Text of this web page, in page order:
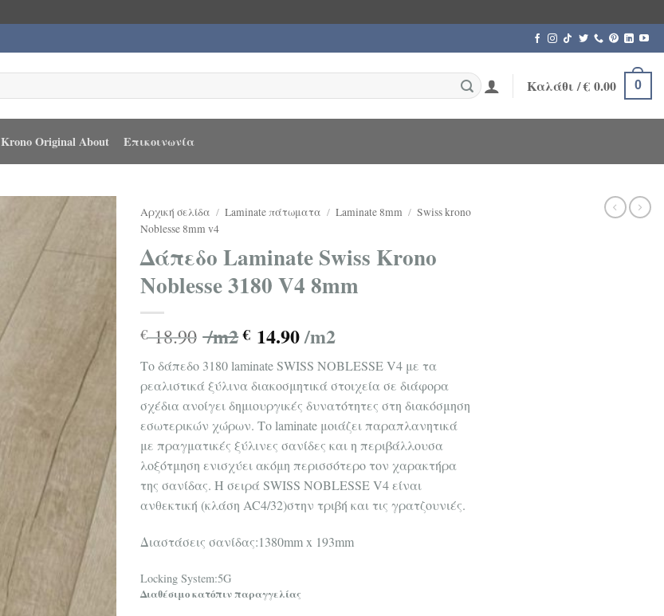
Καλάθι /€0.00 0
Krono Original About Επικοινωνία
Αρχική σελίδα / Laminate πάτωματα / Laminate 8mm / Swiss krono
Noblesse 8mm v4
Δάπεδο Laminate Swiss Krono
Noblesse 3180 V4 8mm
€18.90 /m2 € 14.90/m2
Tο δάπεδο 3180 laminate SWISS NOBLESSE V4 με τα
ρεαλιστικά ξύλινα διακοσμητικά στοιχεία σε διάφορα
σχέδια ανοίγει δημιουργικές δυνατότητες στη διακόσμηση
εσωτερικών χώρων. Το laminate μοιάζει παραπλανητικά
με πραγματικές ξύλινες σανίδες και η περιβάλλουσα
λοξότμηση ενισχύει ακόμη περισσότερο τον χαρακτήρα
της σανίδας. Η σειρά SWISS NOBLESSE V4 είναι
ανθεκτική (κλάση AC4/32)στην τριβή και τις γρατζουνιές.
Διαστάσεις σανίδας:1380mm x 193mm
Locking System:5G
Διαθέσιμο κατόπιν παραγγελίας